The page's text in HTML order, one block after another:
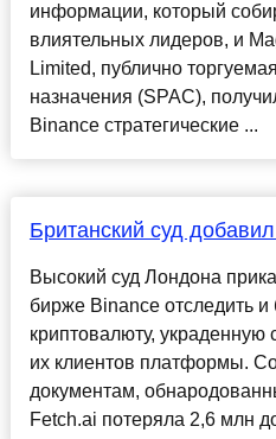
информации, который
влиятельных лидеров, и
Limited, публично
назначения (SPAC),
Binance стратегические ...
Британский суд
Высокий суд Лондона
бирже Binance отследить и
криптовалюту, украденную
их клиентов платформы.
документам,
Fetch.ai потеряла 2,6 млн